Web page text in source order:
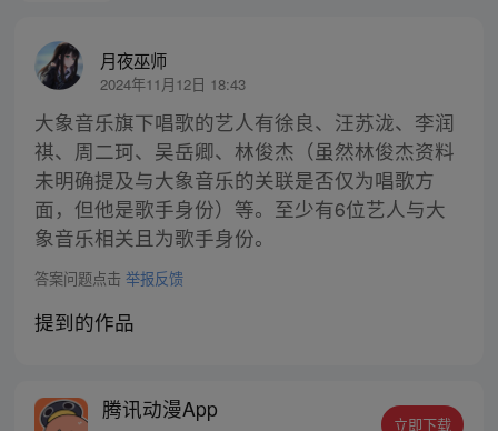
月夜巫师
2024年11月12日 18:43
大象音乐旗下唱歌的艺人有徐良、汪苏泷、李润
祺、周二珂、吴岳卿、林俊杰（虽然林俊杰资料
未明确提及与大象音乐的关联是否仅为唱歌方
面，但他是歌手身份）等。至少有6位艺人与大
象音乐相关且为歌手身份。
答案问题点击 举报反馈
提到的作品
腾讯动漫App
立即下载